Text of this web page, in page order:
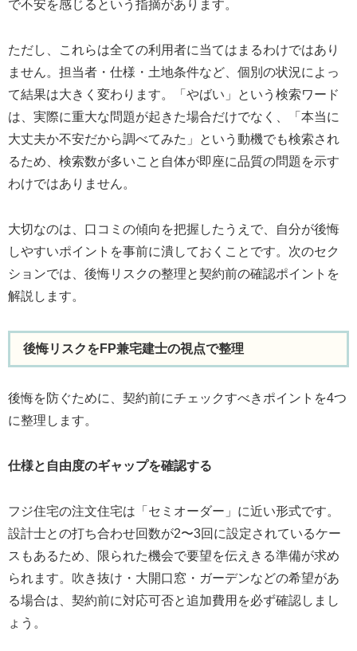
で不安を感じるという指摘があります。
ただし、これらは全ての利用者に当てはまるわけではあり
ません。担当者・仕様・土地条件など、個別の状況によっ
て結果は大きく変わります。「やばい」という検索ワード
は、実際に重大な問題が起きた場合だけでなく、「本当に
大丈夫か不安だから調べてみた」という動機でも検索され
るため、検索数が多いこと自体が即座に品質の問題を示す
わけではありません。
大切なのは、口コミの傾向を把握したうえで、自分が後悔
しやすいポイントを事前に潰しておくことです。次のセク
ションでは、後悔リスクの整理と契約前の確認ポイントを
解説します。
後悔リスクをFP兼宅建士の視点で整理
後悔を防ぐために、契約前にチェックすべきポイントを4つ
に整理します。
仕様と自由度のギャップを確認する
フジ住宅の注文住宅は「セミオーダー」に近い形式です。
設計士との打ち合わせ回数が2〜3回に設定されているケー
スもあるため、限られた機会で要望を伝えきる準備が求め
られます。吹き抜け・大開口窓・ガーデンなどの希望があ
る場合は、契約前に対応可否と追加費用を必ず確認しまし
ょう。